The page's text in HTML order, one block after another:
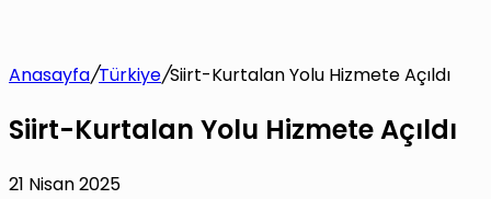
Anasayfa/Türkiye/Siirt-Kurtalan Yolu Hizmete Açıldı
Siirt-Kurtalan Yolu Hizmete Açıldı
21 Nisan 2025